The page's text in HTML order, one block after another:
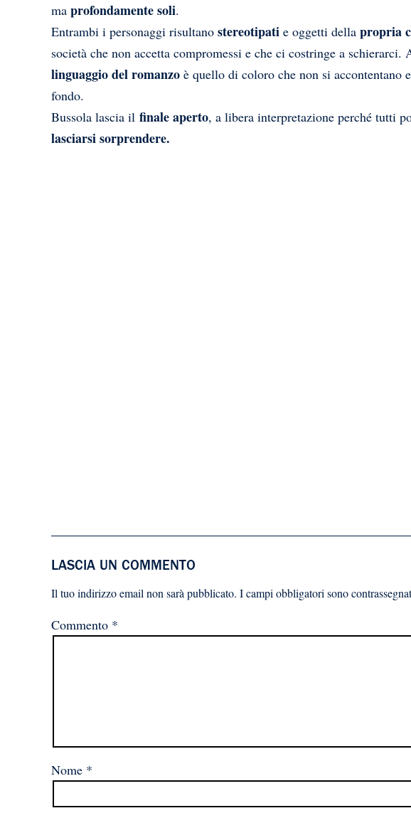
ma profondamente soli.
Entrambi i personaggi risultano stereotipati e oggetti della propria
società che non accetta compromessi e che ci costringe a
linguaggio del romanzo è quello di coloro che non si accontentano
fondo.
Bussola lascia il finale aperto, a libera interpretazione perché tutti
lasciarsi sorprendere.
LASCIA UN COMMENTO
Il tuo indirizzo email non sarà pubblicato. I campi obbligatori sono
Commento *
Nome *